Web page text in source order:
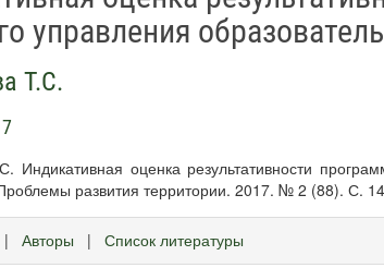
управления
Т.С.
Индикативная оценка результативности
развития территории. 2017. № 2 (88). С.
| Авторы | Список литературы